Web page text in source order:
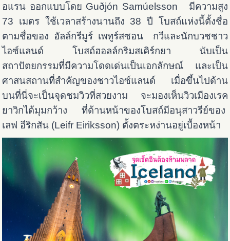
อแรน ออกแบบโดย Guðjón Samúelsson มีความสูง
73 เมตร ใช้เวลาสร้างนานถึง 38 ปี โบสถ์แห่งนี้ตั้งชื่อ
ตามชื่อของ ฮัลล์กรีมูร์ เพทูร์สซอน กวีและนักบวชชาว
ไอซ์แลนด์ โบสถ์ฮอลล์กริมสเคิร์กยา นับเป็น
สถาปัตยกรรมที่มีความโดดเด่นเป็นเอกลักษณ์ และเป็น
ศาสนสถานที่สำคัญของชาวไอซ์แลนด์ เมื่อขึ้นไปด้าน
บนที่นี่จะเป็นจุดชมวิวที่สวยงาม จะมองเห็นวิวเมืองเรค
ยาวิกได้มุมกว้าง ที่ด้านหน้าของโบสถ์มีอนุสาวรีย์ของ
เลฟ อีริกสัน (Leifr Eiriksson) ตั้งตระหง่านอยู่เบื้องหน้า